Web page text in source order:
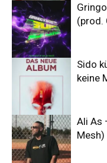
(prod.
Sido
keine
Ali As
Mesh)